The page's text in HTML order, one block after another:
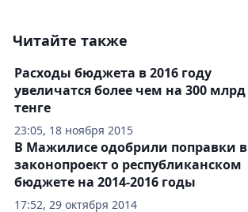
Читайте также
23:05, 18 ноября 2015
Расходы бюджета в 2016 году
увеличатся более чем на 300 млрд
тенге
17:52, 29 октября 2014
В Мажилисе одобрили поправки в
законопроект о республиканском
бюджете на 2014-2016 годы